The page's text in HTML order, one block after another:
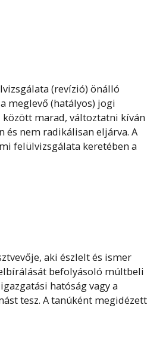
(revízió) önálló
meglevő (hatályos) jogi
között marad, változtatni kíván
és nem radikálisan eljárva. A
felülvizsgálata keretében a
aki észlelt és ismer
befolyásoló múltbeli
hatóság vagy a
tesz. A tanúként megidézett